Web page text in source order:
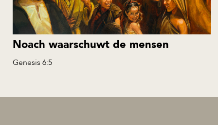
Noach waarschuwt de mensen
Genesis 6:5